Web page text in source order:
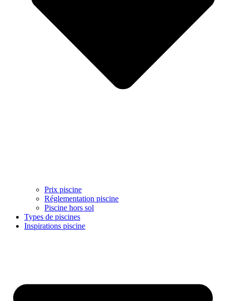
Prix piscine
Réglementation piscine
Piscine hors sol
Types de piscines
Inspirations piscine